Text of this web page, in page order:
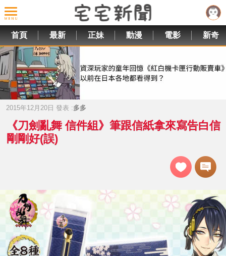
首頁 最新 正妹 動漫 電影 新奇
2015年12月20日 發表 :多多
《刀劍亂舞 信件組》筆跟信紙拿來寫告白信
剛剛好(誤)